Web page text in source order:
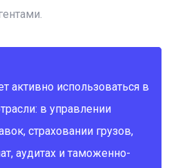
активно использоваться в
в управлении
страховании грузов,
аудитах и таможенно-